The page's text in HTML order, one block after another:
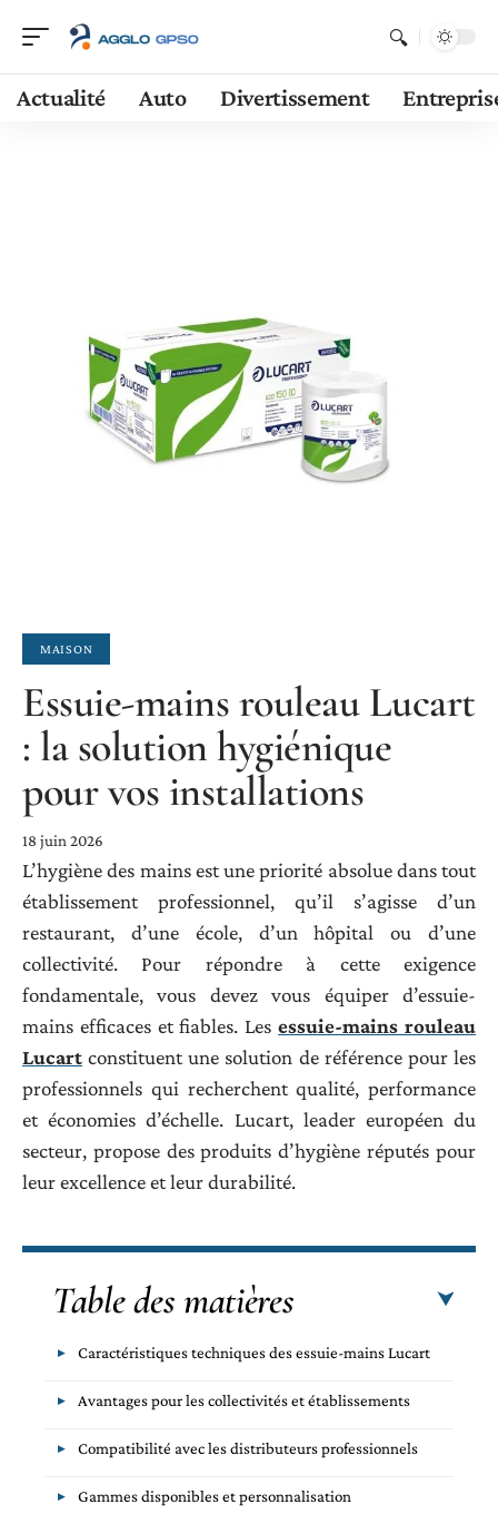
Actualité Auto Divertissement
MAISON
Essuie-mains rouleau Lucart
: la solution hygiénique
pour vos installations
18 juin 2026
L’hygiène des mains est une priorité absolue dans tout
établissement professionnel, qu’il s’agisse d’un
restaurant, d’une école, d’un hôpital ou d’une
collectivité. Pour répondre à cette exigence
fondamentale, vous devez vous équiper d’essuie-
mains efficaces et fiables. Lesessuie-mains rouleau
Lucart constituent une solution de référence pour les
professionnels qui recherchent qualité, performance
et économies d’échelle. Lucart, leader européen du
secteur, propose des produits d’hygiène réputés pour
leur excellence et leur durabilité.
Table des matières
Caractéristiques techniques des essuie-mains Lucart
Avantages pour les collectivités et établissements
Compatibilité avec les distributeurs professionnels
Gammes disponibles et personnalisation